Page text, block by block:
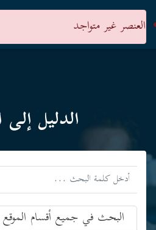
العنصر غير متواجد
الدليل إلى
البحث في جميع أقسام الموقع